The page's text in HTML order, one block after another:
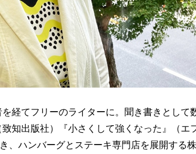
経てフリーのライターに。聞き書きとして
致知出版社）『小さくして強くなった』（エ
、ハンバーグとステーキ専門店を展開する